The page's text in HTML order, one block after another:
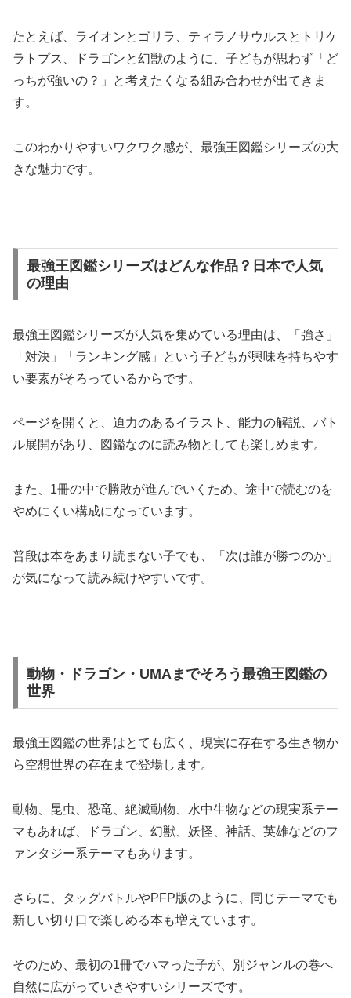
たとえば、ライオンとゴリラ、ティラノサウルスとトリケ
ラトプス、ドラゴンと幻獣のように、子どもが思わず「ど
っちが強いの？」と考えたくなる組み合わせが出てきま
す。
このわかりやすいワクワク感が、最強王図鑑シリーズの大
きな魅力です。
最強王図鑑シリーズはどんな作品？日本で人気
の理由
最強王図鑑シリーズが人気を集めている理由は、「強さ」
「対決」「ランキング感」という子どもが興味を持ちやす
い要素がそろっているからです。
ページを開くと、迫力のあるイラスト、能力の解説、バト
ル展開があり、図鑑なのに読み物としても楽しめます。
また、1冊の中で勝敗が進んでいくため、途中で読むのを
やめにくい構成になっています。
普段は本をあまり読まない子でも、「次は誰が勝つのか」
が気になって読み続けやすいです。
動物・ドラゴン・UMAまでそろう最強王図鑑の
世界
最強王図鑑の世界はとても広く、現実に存在する生き物か
ら空想世界の存在まで登場します。
動物、昆虫、恐竜、絶滅動物、水中生物などの現実系テー
マもあれば、ドラゴン、幻獣、妖怪、神話、英雄などのフ
ァンタジー系テーマもあります。
さらに、タッグバトルやPFP版のように、同じテーマでも
新しい切り口で楽しめる本も増えています。
そのため、最初の1冊でハマった子が、別ジャンルの巻へ
自然に広がっていきやすいシリーズです。